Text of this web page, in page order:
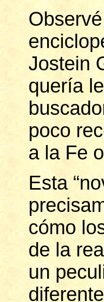
Jostein
quería
poco
a la Fe
Esta
cómo
de la
un